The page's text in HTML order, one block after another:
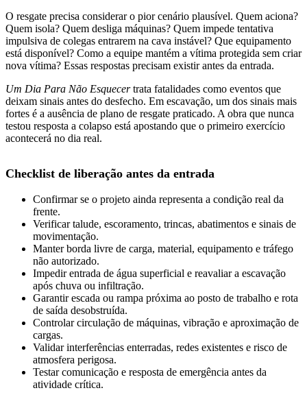
O resgate precisa considerar o pior cenário plausível. Quem aciona?
Quem isola? Quem desliga máquinas? Quem impede tentativa
impulsiva de colegas entrarem na cava instável? Que equipamento
está disponível? Como a equipe mantém a vítima protegida sem criar
nova vítima? Essas respostas precisam existir antes da entrada.
Um Dia Para Não Esquecertrata fatalidades como eventos que
deixam sinais antes do desfecho. Em escavação, um dos sinais mais
fortes é a ausência de plano de resgate praticado. A obra que nunca
testou resposta a colapso está apostando que o primeiro exercício
acontecerá no dia real.
Checklist de liberação antes da entrada
Confirmar se o projeto ainda representa a condição real da
frente.
Verificar talude, escoramento, trincas, abatimentos e sinais de
movimentação.
Manter borda livre de carga, material, equipamento e tráfego
não autorizado.
Impedir entrada de água superficial e reavaliar a escavação
após chuva ou infiltração.
Garantir escada ou rampa próxima ao posto de trabalho e rota
de saída desobstruída.
Controlar circulação de máquinas, vibração e aproximação de
cargas.
Validar interferências enterradas, redes existentes e risco de
atmosfera perigosa.
Testar comunicação e resposta de emergência antes da
atividade crítica.